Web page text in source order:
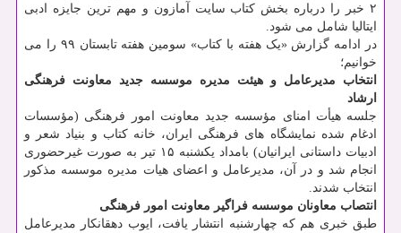
۲ خبر را درباره بخش کتاب سایت آمازون و مهم ترین جایزه ادبی
ایتالیا شامل می شود.
در ادامه گزارش «یک هفته با کتاب» سومین هفته تابستان ۹۹ را می
خوانیم؛
انتخاب مدیرعامل و هیئت مدیره موسسه جدید معاونت فرهنگی
ارشاد
جلسه هیأت امنای مؤسسه جدید معاونت امور فرهنگی (مؤسسات
ادغام شده نمایشگاه های فرهنگی ایران، خانه کتاب و بنیاد شعر و
ادبیات داستانی ایرانیان) بامداد یکشنبه ۱۵ تیر به صورت غیرحضوری
انجام شد و در آن، مدیرعامل و اعضای هیات مدیره موسسه مذکور
انتخاب شدند.
انتصاب معاونان موسسه فراگیر معاونت امور فرهنگی
طبق خبری هم که چهارشنبه انتشار یافت، ایوب دهقانکار مدیرعامل